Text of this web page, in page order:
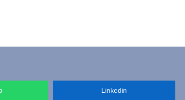
Linkedin